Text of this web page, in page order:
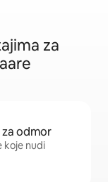
za
odmor
koje nudi